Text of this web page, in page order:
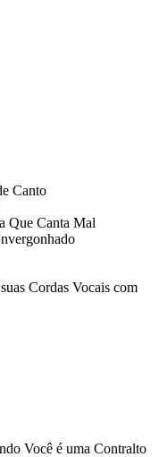
Canto
Que Canta Mal
Cordas Vocais com
Você é uma Contralto